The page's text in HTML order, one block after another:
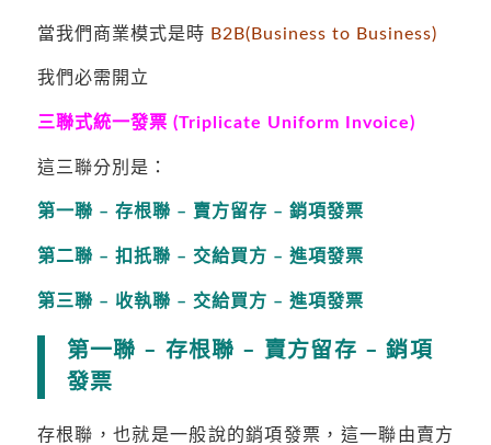
當我們商業模式是時 B2B(Business to Business)
我們必需開立
三聯式統一發票 (Triplicate Uniform Invoice)
這三聯分別是：
第一聯 – 存根聯 – 賣方留存 – 銷項發票
第二聯 – 扣扺聯 – 交給買方 – 進項發票
第三聯 – 收執聯 – 交給買方 – 進項發票
第一聯 – 存根聯 – 賣方留存 – 銷項
發票
存根聯，也就是一般說的銷項發票，這一聯由賣方